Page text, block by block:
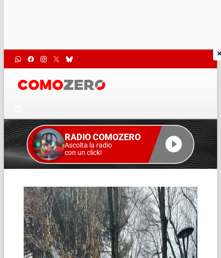
RADIO COMOZERO
Ascolta la radio
con un click!